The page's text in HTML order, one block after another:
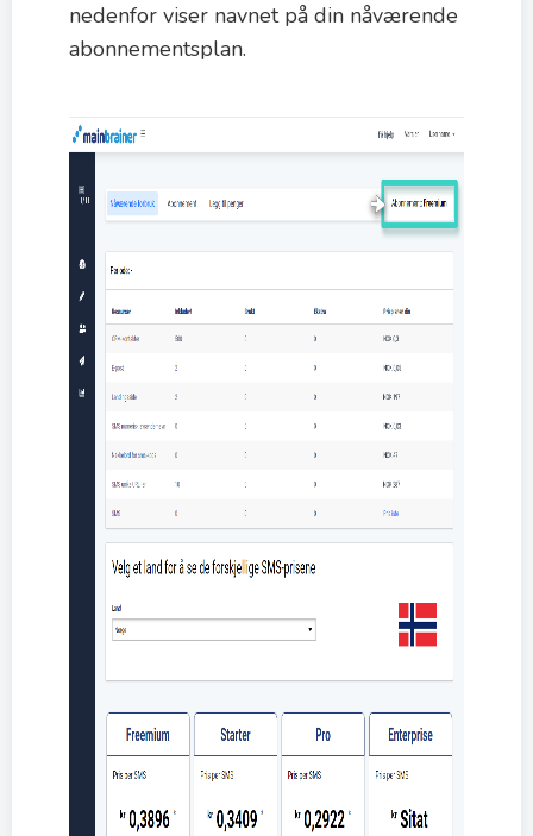
nedenfor viser navnet på din nåværende
abonnementsplan.